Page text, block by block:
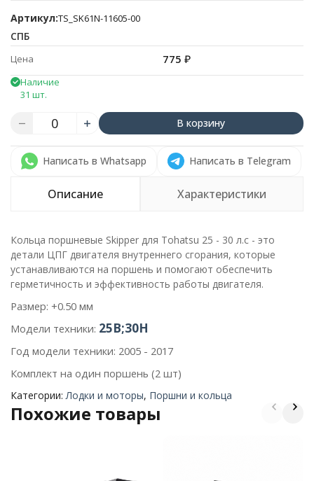
Артикул:TS_SK61N-11605-00
СПБ
Цена 775 ₽
Наличие
31 шт.
В корзину
Написать в Whatsapp Написать в Telegram
Описание Характеристики
Кольца поршневые Skipper для Tohatsu 25 - 30 л.с - это
детали ЦПГ двигателя внутреннего сгорания, которые
устанавливаются на поршень и помогают обеспечить
герметичность и эффективность работы двигателя.
Размер: +0.50 мм
Модели техники: 25B;30H
Год модели техники: 2005 - 2017
Комплект на один поршень (2 шт)
Категории:Лодки и моторы, Поршни и кольца
Похожие товары